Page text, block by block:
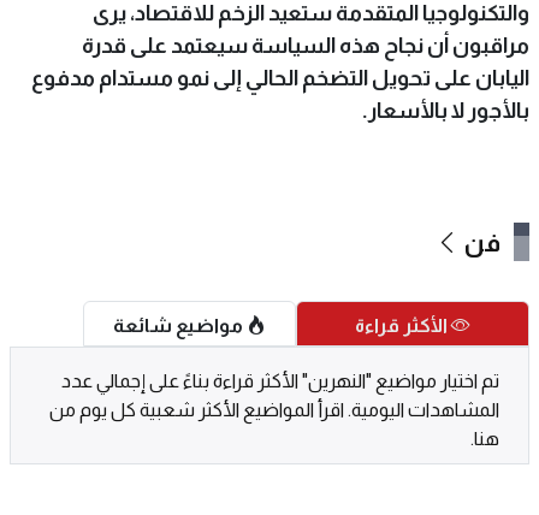
والتكنولوجيا المتقدمة ستعيد الزخم للاقتصاد، يرى
مراقبون أن نجاح هذه السياسة سيعتمد على قدرة
اليابان على تحويل التضخم الحالي إلى نمو مستدام مدفوع
بالأجور لا بالأسعار.
فن
الأكثر قراءة
تم اختيار مواضيع "النهرين" الأكثر قراءة بناءً على إجمالي عدد
المشاهدات اليومية. اقرأ المواضيع الأكثر شعبية كل يوم من
هنا.